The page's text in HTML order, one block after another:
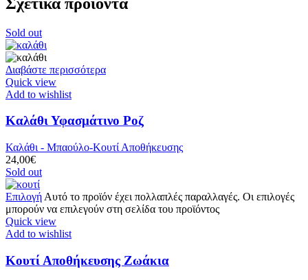
Sold out
Διαβάστε περισσότερα
Quick view
Add to wishlist
Καλάθι Υφασμάτινο Ροζ
Καλάθι - Μπαούλο-Κουτί Αποθήκευσης
24,00€
Sold out
Επιλογή Αυτό το προϊόν έχει πολλαπλές παραλλαγές. Οι επιλογές
μπορούν να επιλεγούν στη σελίδα του προϊόντος
Quick view
Add to wishlist
Κουτί Αποθήκευσης Ζωάκια